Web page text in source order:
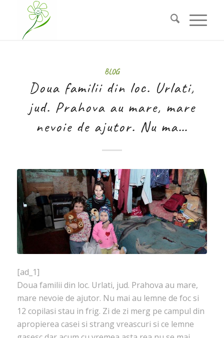
BLOG
Doua familii din loc. Urlati,
jud. Prahova au mare, mare
nevoie de ajutor. Nu ma…
[ad_1]
Doua familii din loc. Urlati, jud. Prahova au mare,
mare nevoie de ajutor. Nu mai au lemne de foc si
12 copilasi stau in frig. Zi de zi merg pe campul din
apropierea casei si strang vreascuri si ce lemne